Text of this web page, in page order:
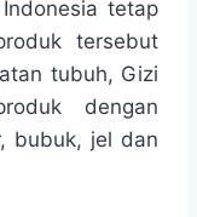
tetap
tersebut
tubuh, Gizi
dengan
bubuk, jel dan